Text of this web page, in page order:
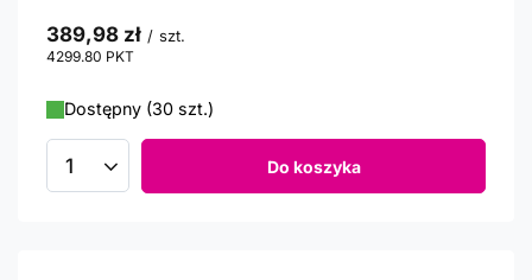
389,98 zł / szt.
4299.80 PKT
Dostępny (30 szt.)
Ilość produktów Do koszyka